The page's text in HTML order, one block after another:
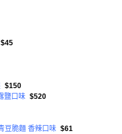
$45
$150
鹽口味 $520
豆脆麵 香辣口味 $61